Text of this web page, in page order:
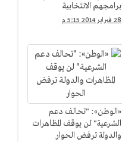
برامجهم الانتخابية
28 فبراير 2014 5:15 م
«الوطن»: "تحالف دعم
الشرعية" لن يوقف المظاهرات
والدولة ترفض الحوار